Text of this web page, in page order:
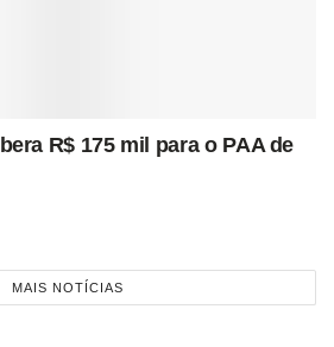
R$ 175 mil para o PAA de
MAIS NOTÍCIAS